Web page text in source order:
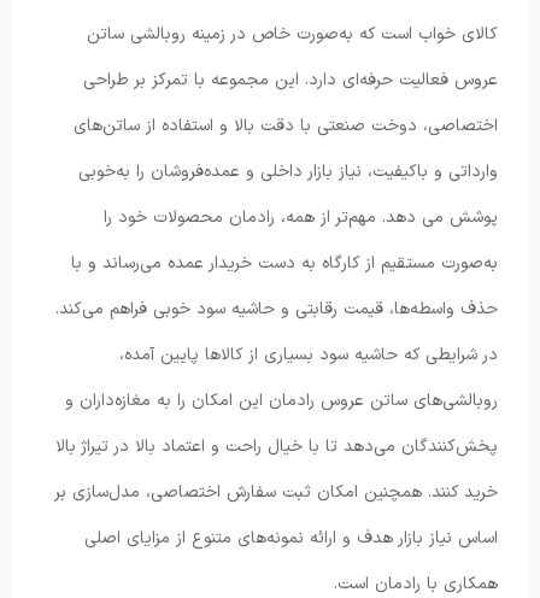
کالای خواب است که به‌صورت خاص در زمینه روبالشی ساتن
عروس فعالیت حرفه‌ای دارد. این مجموعه با تمرکز بر طراحی
اختصاصی، دوخت صنعتی با دقت بالا و استفاده از ساتن‌های
وارداتی و باکیفیت، نیاز بازار داخلی و عمده‌فروشان را به‌خوبی
پوشش می دهد. مهم‌تر از همه، رادمان محصولات خود را
به‌صورت مستقیم از کارگاه به دست خریدار عمده می‌رساند و با
حذف واسطه‌ها، قیمت رقابتی و حاشیه سود خوبی فراهم می‌کند.
در شرایطی که حاشیه سود بسیاری از کالاها پایین آمده،
روبالشی‌های ساتن عروس رادمان این امکان را به مغازه‌داران و
پخش‌کنندگان می‌دهد تا با خیال راحت و اعتماد بالا در تیراژ بالا
خرید کنند. همچنین امکان ثبت سفارش اختصاصی، مدل‌سازی بر
اساس نیاز بازار هدف و ارائه نمونه‌های متنوع از مزایای اصلی
همکاری با رادمان است.